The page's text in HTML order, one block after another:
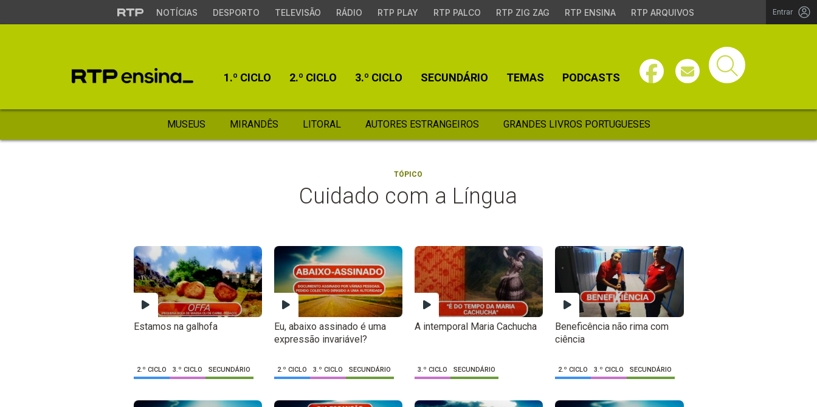
NOTÍCIAS DESPORTO TELEVISÃO RÁDIO RTP PLAY RTP PALCO RTP ZIG ZAG RTP ENSINA RTP ARQUIVOS Entrar
1.º CICLO 2.º CICLO 3.º CICLO SECUNDÁRIO TEMAS PODCASTS
MUSEUS MIRANDÊS LITORAL AUTORES ESTRANGEIROS GRANDES LIVROS PORTUGUESES
TÓPICO
Cuidado com a Língua
Estamos na galhofa
2.º CICLO 3.º CICLO SECUNDÁRIO
Eu, abaixo assinado é uma
expressão invariável?
2.º CICLO 3.º CICLO SECUNDÁRIO
A intemporal Maria Cachucha
3.º CICLO SECUNDÁRIO
Beneficência não rima com
ciência
2.º CICLO 3.º CICLO SECUNDÁRIO